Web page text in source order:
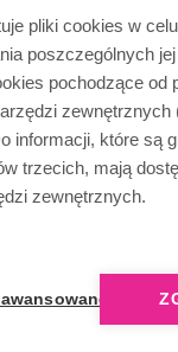
pliki cookies w
poszczególnych
pochodzące od
zewnętrznych
informacji, które są
trzecich, mają
zewnętrznych.Notes